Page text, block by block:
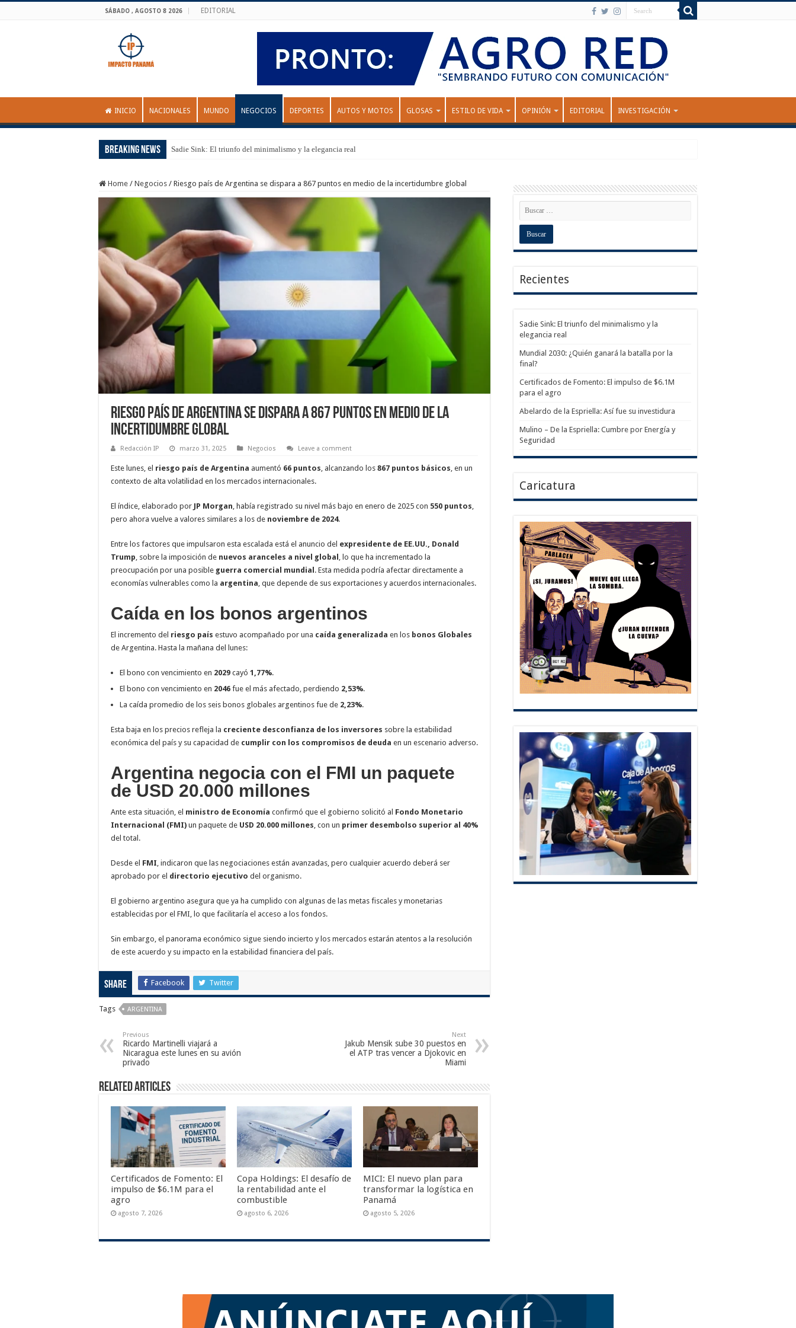
SÁBADO , AGOSTO 8 2026 EDITORIAL
INICIO NACIONALES MUNDO NEGOCIOS DEPORTES AUTOS Y MOTOS GLOSAS ESTILO DE VIDA OPINIÓN EDITORIAL INVESTIGACIÓN
Breaking News Sadie Sink: El triunfo del minimalismo y la elegancia real
Home / Negocios / Riesgo país de Argentina se dispara a 867 puntos en medio de la incertidumbre global
Riesgo país de Argentina se dispara a 867 puntos en medio de la
incertidumbre global
Redacción IP marzo 31, 2025 Negocios Leave a comment
Este lunes, el riesgo país de Argentina aumentó 66 puntos, alcanzando los 867 puntos básicos, en un
contexto de alta volatilidad en los mercados internacionales.
El índice, elaborado por JP Morgan, había registrado su nivel más bajo en enero de 2025 con 550 puntos,
pero ahora vuelve a valores similares a los de noviembre de 2024.
Entre los factores que impulsaron esta escalada está el anuncio del expresidente de EE.UU., Donald
Trump, sobre la imposición de nuevos aranceles a nivel global , lo que ha incrementado la
preocupación por una posible guerra comercial mundial . Esta medida podría afectar directamente a
economías vulnerables como la argentina, que depende de sus exportaciones y acuerdos internacionales.
Caída en los bonos argentinos
El incremento del riesgo país estuvo acompañado por una caída generalizada en los bonos Globales
de Argentina. Hasta la mañana del lunes:
El bono con vencimiento en 2029 cayó 1,77%.
El bono con vencimiento en 2046 fue el más afectado, perdiendo 2,53%.
La caída promedio de los seis bonos globales argentinos fue de 2,23%.
Esta baja en los precios refleja la creciente desconfianza de los inversores sobre la estabilidad
económica del país y su capacidad de cumplir con los compromisos de deuda en un escenario adverso.
Argentina negocia con el FMI un paquete
de USD 20.000 millones
Ante esta situación, el ministro de Economía confirmó que el gobierno solicitó al Fondo Monetario
Internacional (FMI) un paquete de USD 20.000 millones, con un primer desembolso superior al 40%
del total.
Desde el FMI, indicaron que las negociaciones están avanzadas, pero cualquier acuerdo deberá ser
aprobado por el directorio ejecutivo del organismo.
El gobierno argentino asegura que ya ha cumplido con algunas de las metas fiscales y monetarias
establecidas por el FMI, lo que facilitaría el acceso a los fondos.
Sin embargo, el panorama económico sigue siendo incierto y los mercados estarán atentos a la resolución
de este acuerdo y su impacto en la estabilidad financiera del país.
Share Facebook Twitter
Tags ARGENTINA
Previous
Ricardo Martinelli viajará a
Nicaragua este lunes en su avión
privado
Next
Jakub Mensik sube 30 puestos en
el ATP tras vencer a Djokovic en
Miami
Related Articles
Certificados de Fomento: El
impulso de $6.1M para el
agro
agosto 7, 2026
Copa Holdings: El desafío de
la rentabilidad ante el
combustible
agosto 6, 2026
MICI: El nuevo plan para
transformar la logística en
Panamá
agosto 5, 2026
Recientes
Sadie Sink: El triunfo del minimalismo y la
elegancia real
Mundial 2030: ¿Quién ganará la batalla por la
final?
Certificados de Fomento: El impulso de $6.1M
para el agro
Abelardo de la Espriella: Así fue su investidura
Mulino – De la Espriella: Cumbre por Energía y
Seguridad
Caricatura